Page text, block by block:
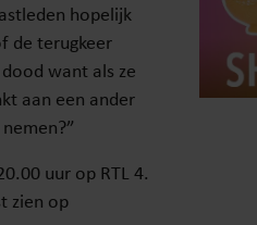
hopelijk
de terugkeer
want als ze
aan een ander
uur op RTL 4.
zien op